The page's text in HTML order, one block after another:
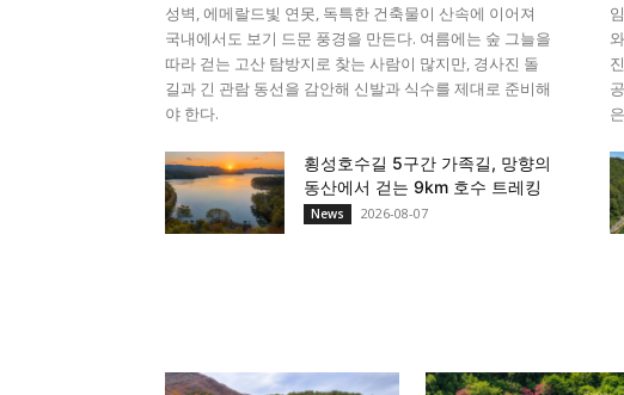
성벽, 에메랄드빛 연못, 독특한 건축물이 산속에 이어져
국내에서도 보기 드문 풍경을 만든다. 여름에는 숲 그늘을
따라 걷는 고산 탐방지로 찾는 사람이 많지만, 경사진 돌
길과 긴 관람 동선을 감안해 신발과 식수를 제대로 준비해
야 한다.
횡성호수길 5구간 가족길, 망향의
동산에서 걷는 9km 호수 트레킹
News 2026-08-07